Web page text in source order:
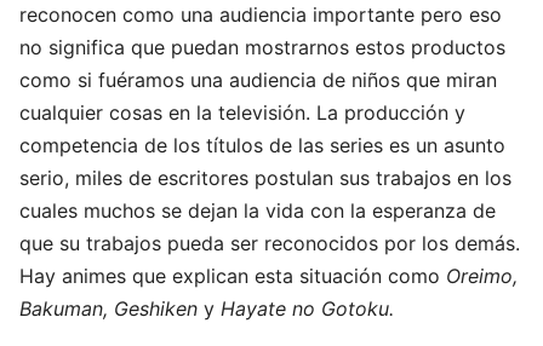
reconocen como una audiencia importante pero eso
no significa que puedan mostrarnos estos productos
como si fuéramos una audiencia de niños que miran
cualquier cosas en la televisión. La producción y
competencia de los títulos de las series es un asunto
serio, miles de escritores postulan sus trabajos en los
cuales muchos se dejan la vida con la esperanza de
que su trabajos pueda ser reconocidos por los demás.
Hay animes que explican esta situación como Oreimo,
Bakuman, Geshiken y Hayate no Gotoku.